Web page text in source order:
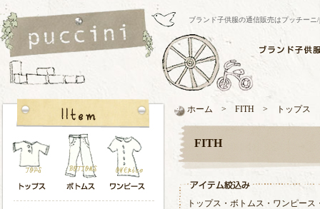
ブランド子供服の通信販売はプッチー
ホーム > FITH > トップス
FITH
トップス ・ ボトムス ・ ワンピース